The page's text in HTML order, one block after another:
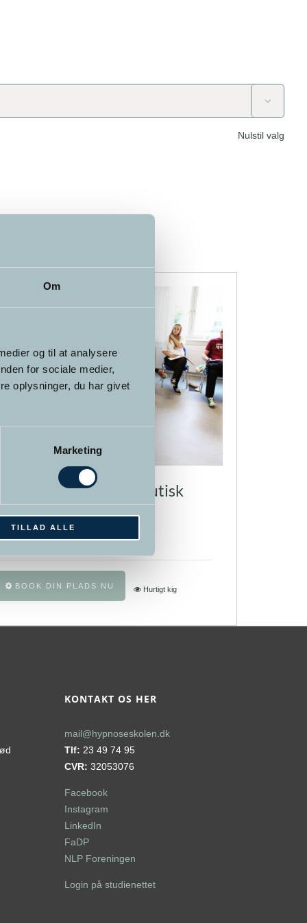
Om
og til at analysere
for sociale medier,
oplysninger, du har givet
Marketing
TILLAD ALLE

Nulstil valg
til terapeutisk
& Neuro-Hypnose
kr.
BOOK DIN PLADS NU
vare
flere
vælges
Hurtigt kig
KONTAKT OS HER
mail@hypnoseskolen.dk
Tlf: 23 49 74 95
CVR: 32053076
Facebook
Instagram
LinkedIn
FaDP
NLP Foreningen
Login på studienettet